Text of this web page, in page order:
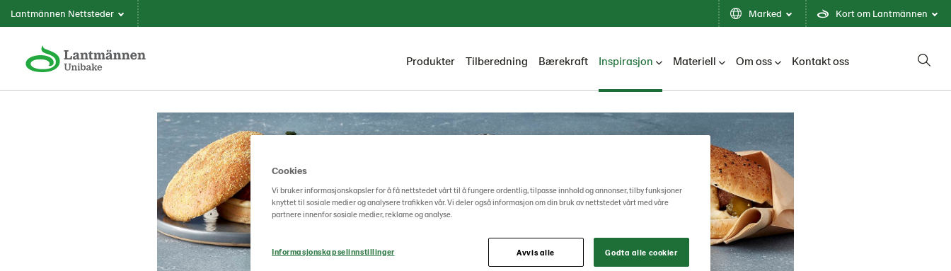
Lantmännen Nettsteder Marked Kort om Lantmännen
Produkter Tilberedning Bærekraft Inspirasjon Materiell Om oss Kontakt oss
Cookies
Vi bruker informasjonskapsler for å få nettstedet vårt til å fungere ordentlig, tilpasse innhold og annonser, tilby funksjoner
knyttet til sosiale medier og analysere trafikken vår. Vi deler også informasjon om din bruk av nettstedet vårt med våre
partnere innenfor sosiale medier, reklame og analyse.
Informasjonskapselinnstillinger Avvis alle Godta alle cookier